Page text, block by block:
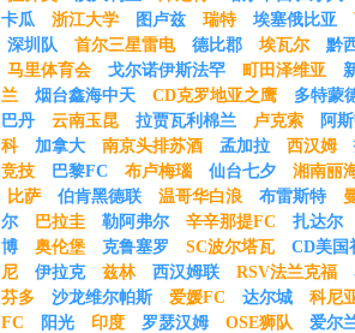
卡瓜
浙江大学 图卢兹 瑞特 埃塞俄比亚
深圳队
首尔三星雷电 德比郡 埃瓦尔
黔
马里体育会
戈尔诺伊斯法罕 町田泽维亚
兰
烟台鑫海中天 CD克罗地亚之鹰
多特蒙
巴丹
云南玉昆 拉贾瓦利棉兰 卢克索
阿
科
加拿大 南京头排苏酒 孟加拉 西汉姆
竞技
巴黎FC 布卢梅瑙 仙台七夕
湘南丽
比萨
伯肯黑德联 温哥华白浪 布雷斯特
尔
巴拉圭 勒阿弗尔 辛辛那提FC
扎达尔
博
奥伦堡 克鲁塞罗 SC波尔塔瓦
CD美国
尼
伊拉克 兹林 西汉姆联 RSV法兰克福
芬多
沙龙维尔帕斯 爱媛FC 达尔城
科尼
FC
阳光 印度 罗瑟汉姆 OSE狮队
爱尔